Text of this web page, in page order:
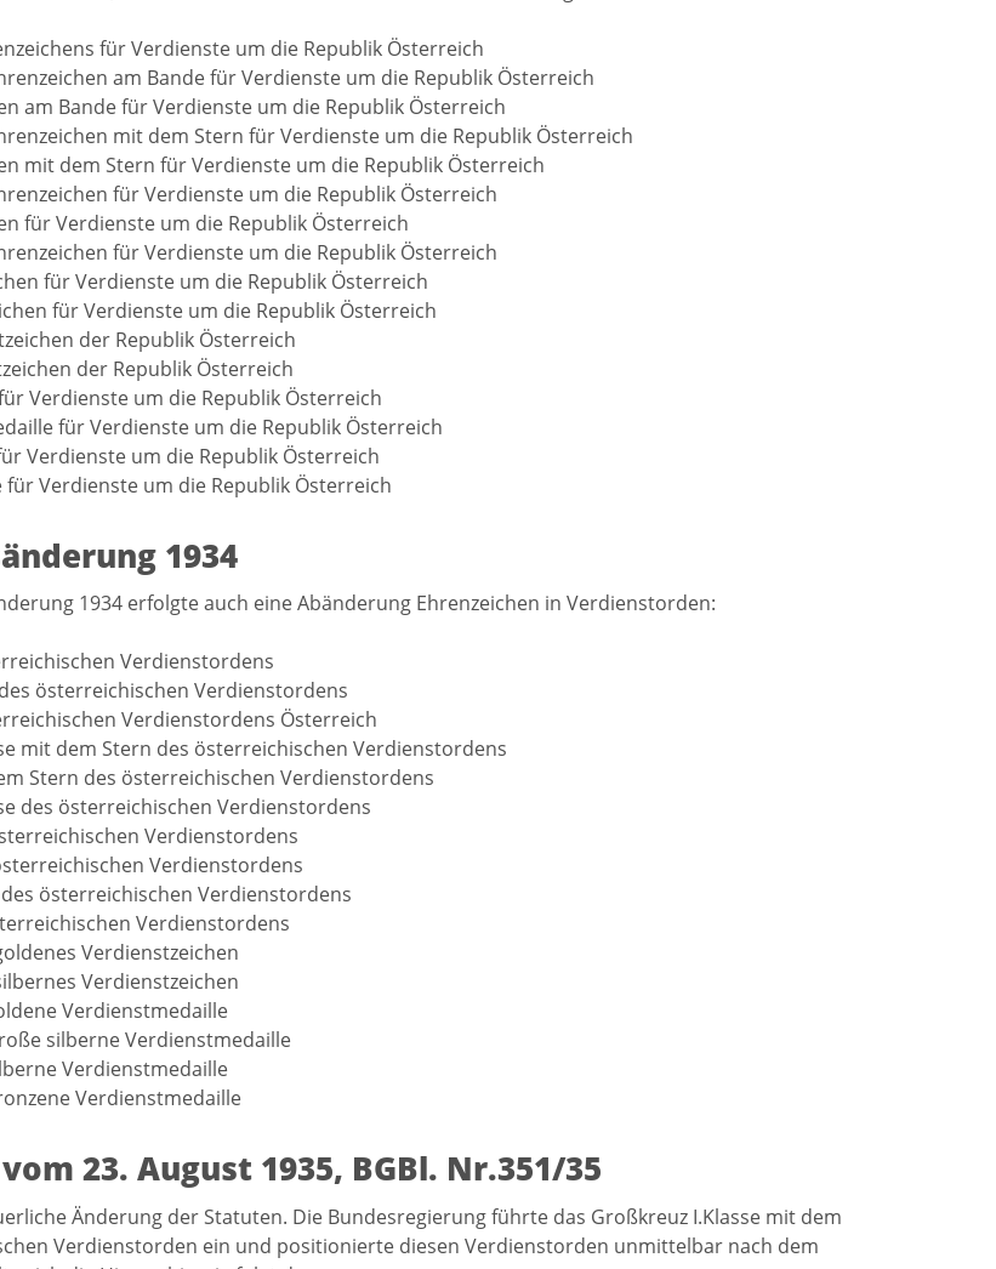
für Verdienste um die Republik Österreich
am Bande für Verdienste um die Republik Österreich
am Bande für Verdienste um die Republik Österreich
mit dem Stern für Verdienste um die Republik Österreich
mit dem Stern für Verdienste um die Republik Österreich
für Verdienste um die Republik Österreich
für Verdienste um die Republik Österreich
für Verdienste um die Republik Österreich
für Verdienste um die Republik Österreich
für Verdienste um die Republik Österreich
der Republik Österreich
der Republik Österreich
Verdienste um die Republik Österreich
für Verdienste um die Republik Österreich
Verdienste um die Republik Österreich
für Verdienste um die Republik Österreich
1934
1934 erfolgte auch eine Abänderung Ehrenzeichen in Verdienstorden:
Verdienstordens
österreichischen Verdienstordens
Verdienstordens Österreich
mit dem Stern des österreichischen Verdienstordens
Stern des österreichischen Verdienstordens
des österreichischen Verdienstordens
Verdienstordens
Verdienstordens
österreichischen Verdienstordens
Verdienstordens
Verdienstzeichen
Verdienstzeichen
Verdienstmedaille
silberne Verdienstmedaille
Verdienstmedaille
Verdienstmedaille
23. August 1935, BGBl. Nr.351/35
Änderung der Statuten. Die Bundesregierung führte das Großkreuz I.Klasse mit dem
Verdienstorden ein und positionierte diesen Verdienstorden unmittelbar nach dem